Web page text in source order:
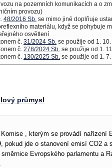
na pozemních komunikacích a o
provozu)
48/2016 Sb. se mimo jiné doplňuje
materiálu, když se pohybuje
osvětlení
č. 31/2024 Sb. se použije od 1.
č. 278/2024 Sb. se použije od 1.
č. 130/2025 Sb. se použije od 1.
průmysl
, kterým se provádí nařízení
pokud jde o stanovení emisí CO2
Evropského parlamentu a